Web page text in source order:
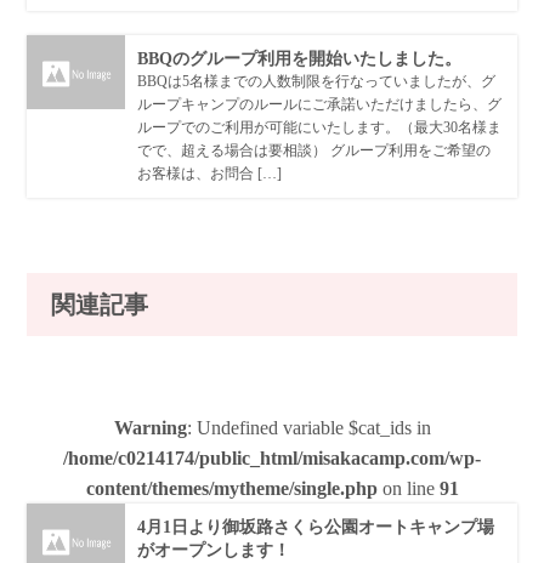
BBQのグループ利用を開始いたしました。
BBQは5名様までの人数制限を行なっていましたが、グ
ループキャンプのルールにご承諾いただけましたら、グ
ループでのご利用が可能にいたします。（最大30名様ま
でで、超える場合は要相談） グループ利用をご希望の
お客様は、お問合 […]
関連記事
Warning: Undefined variable $cat_ids in
/home/c0214174/public_html/misakacamp.com/wp-
content/themes/mytheme/single.phpon line 91
4月1日より御坂路さくら公園オートキャンプ場
がオープンします！